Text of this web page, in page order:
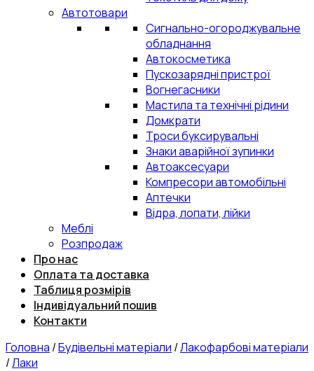
Автотовари
Сигнально-огороджувальне
обладнання
Автокосметика
Пускозарядні пристрої
Вогнегасники
Мастила та технічні рідини
Домкрати
Троси буксирувальні
Знаки аварійної зупинки
Автоаксесуари
Компресори автомобільні
Аптечки
Відра, лопати, лійки
Меблі
Розпродаж
Про нас
Оплата та доставка
Таблиця розмірів
Індивідуальний пошив
Контакти
Головна /Будівельні матеріали /Лакофарбові матеріали
/Лаки